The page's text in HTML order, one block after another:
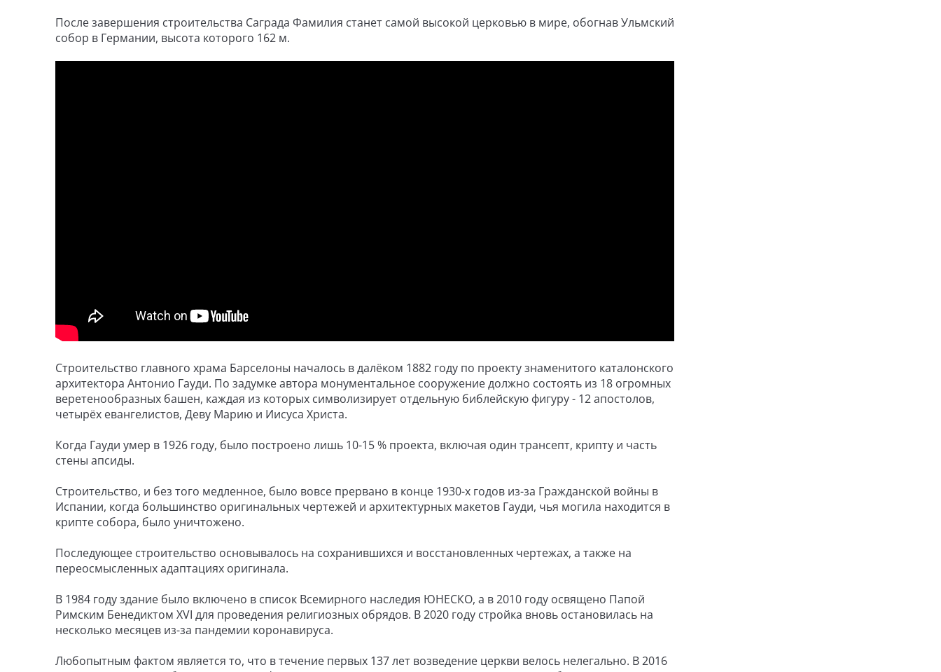
После завершения строительства Саграда Фамилия станет самой высокой церковью в мире, обогнав Ульмский
собор в Германии, высота которого 162 м.
Строительство главного храма Барселоны началось в далёком 1882 году по проекту знаменитого каталонского
архитектора Антонио Гауди. По задумке автора монументальное сооружение должно состоять из 18 огромных
веретенообразных башен, каждая из которых символизирует отдельную библейскую фигуру - 12 апостолов,
четырёх евангелистов, Деву Марию и Иисуса Христа.
Когда Гауди умер в 1926 году, было построено лишь 10-15 % проекта, включая один трансепт, крипту и часть
стены апсиды.
Строительство, и без того медленное, было вовсе прервано в конце 1930-х годов из-за Гражданской войны в
Испании, когда большинство оригинальных чертежей и архитектурных макетов Гауди, чья могила находится в
крипте собора, было уничтожено.
Последующее строительство основывалось на сохранившихся и восстановленных чертежах, а также на
переосмысленных адаптациях оригинала.
В 1984 году здание было включено в список Всемирного наследия ЮНЕСКО, а в 2010 году освящено Папой
Римским Бенедиктом XVI для проведения религиозных обрядов. В 2020 году стройка вновь остановилась на
несколько месяцев из-за пандемии коронавируса.
Любопытным фактом является то, что в течение первых 137 лет возведение церкви велось нелегально. В 2016